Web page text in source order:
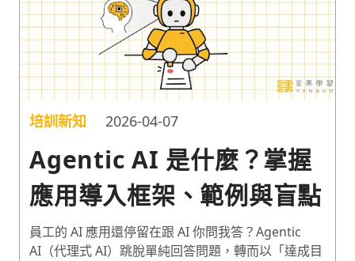
培訓新知 2026-04-07
Agentic AI 是什麼？掌握
應用導入框架、範例與盲點
員工的 AI 應用還停留在跟 AI 你問我答？Agentic
AI（代理式 AI）跳脫單純回答問題，轉而以「達成目